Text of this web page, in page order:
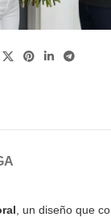
, un diseño que